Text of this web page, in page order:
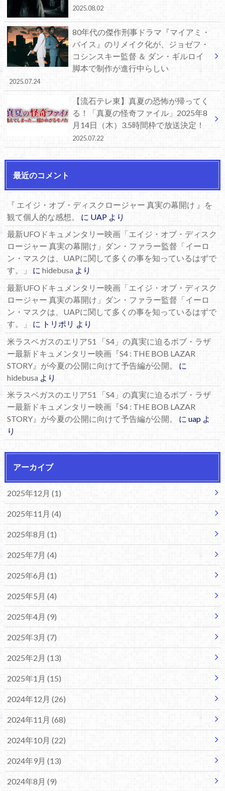
2025.08.02
80年代の傑作刑事ドラマ『マイアミ・
バイス』のリメイク化が、ジョゼフ・
コシンスキー監督 ＆ ダン・ギルロイ
脚本で制作が進行中らしい
2025.07.24
【流石テレ東】真夏の恐怖が帰ってく
る！「真夏の怪奇ファイル」2025年8
月14日（木）3.5時間枠で放送決定！
2025.07.22
最近のコメント
『 エイジ・オブ・ディスクロージャー 真実の幕開け 』を
観て個人的な感想。
に UAPより
最新UFOドキュメンタリー映画「エイジ・オブ・ディスク
ロージャー 真実の幕開け」ダン・ファラー監督「イーロ
ン・マスクは、UAPに関して多くの事を知っているはずで
す。」
に hidebusaより
最新UFOドキュメンタリー映画「エイジ・オブ・ディスク
ロージャー 真実の幕開け」ダン・ファラー監督「イーロ
ン・マスクは、UAPに関して多くの事を知っているはずで
す。」
に トリポリ より
米ラスベガスのエリア51 「S4」の真実に迫るボブ・ラザ
ー最新ドキュメンタリー映画『S4 : THE BOB LAZAR
STORY』が今夏の公開に向けて予告編が公開。
に
hidebusaより
米ラスベガスのエリア51 「S4」の真実に迫るボブ・ラザ
ー最新ドキュメンタリー映画『S4 : THE BOB LAZAR
STORY』が今夏の公開に向けて予告編が公開。
に uapよ
り
アーカイブ
2025年12月 (1)
2025年11月 (4)
2025年8月 (1)
2025年7月 (4)
2025年6月 (1)
2025年5月 (4)
2025年4月 (9)
2025年3月 (7)
2025年2月 (13)
2025年1月 (15)
2024年12月 (26)
2024年11月 (68)
2024年10月 (22)
2024年9月 (13)
2024年8月 (9)